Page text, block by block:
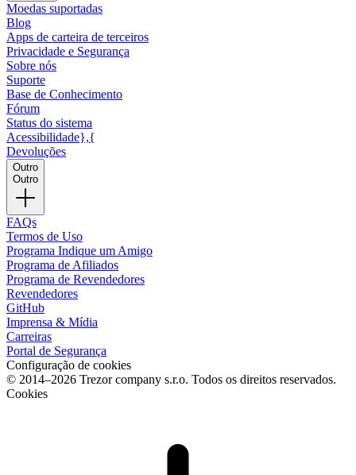
Moedas suportadas
Blog
Apps de carteira de terceiros
Privacidade e Segurança
Sobre nós
Suporte
Base de Conhecimento
Fórum
Status do sistema
Acessibilidade},{
Devoluções
Outro
Outro
FAQs
Termos de Uso
Programa Indique um Amigo
Programa de Afiliados
Programa de Revendedores
Revendedores
GitHub
Imprensa & Mídia
Carreiras
Portal de Segurança
Configuração de cookies
© 2014–2026 Trezor company s.r.o. Todos os direitos reservados.
Cookies